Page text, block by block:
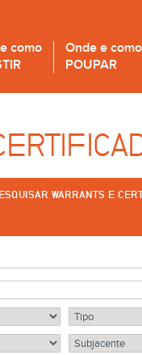
como
Onde e como
POUPAR
WARRANTS E